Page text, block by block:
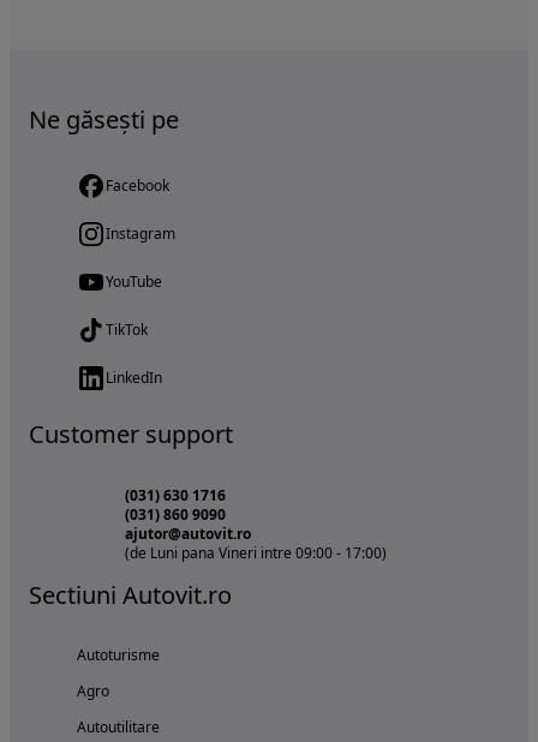
Ne găsești pe
Facebook
Instagram
YouTube
TikTok
LinkedIn
Customer support
(031) 630 1716
(031) 860 9090
ajutor@autovit.ro
(de Luni pana Vineri intre 09:00 - 17:00)
Sectiuni Autovit.ro
Autoturisme
Agro
Autoutilitare